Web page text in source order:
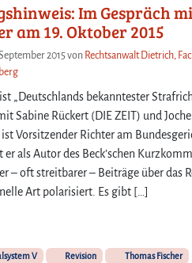
Im Gespräch
am 19. Oktober 2015
2015von Rechtsanwalt Dietrich,
„Deutschlands bekanntester
Sabine Rückert (DIE ZEIT) und
Vorsitzender Richter am
er als Autor des Beck’schen
– oft streitbarer – Beiträge über das
Art polarisiert. Es gibt […]
V Revision
Thomas Fischer